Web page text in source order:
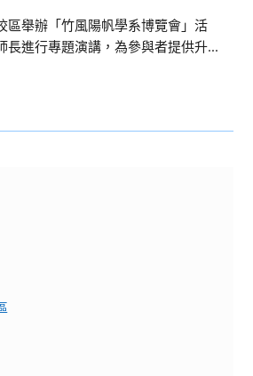
區舉辦「竹風陽帆學系博覽會」活
長進行專題演講，為參與者提供升...